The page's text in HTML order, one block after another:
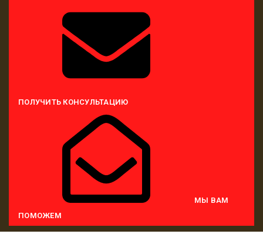
ПОЛУЧИТЬ КОНСУЛЬТАЦИЮ
МЫ ВАМ
ПОМОЖЕМ